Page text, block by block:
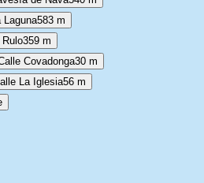
Laguna583 m
359 m
Covadonga30 m
La Iglesia56 m